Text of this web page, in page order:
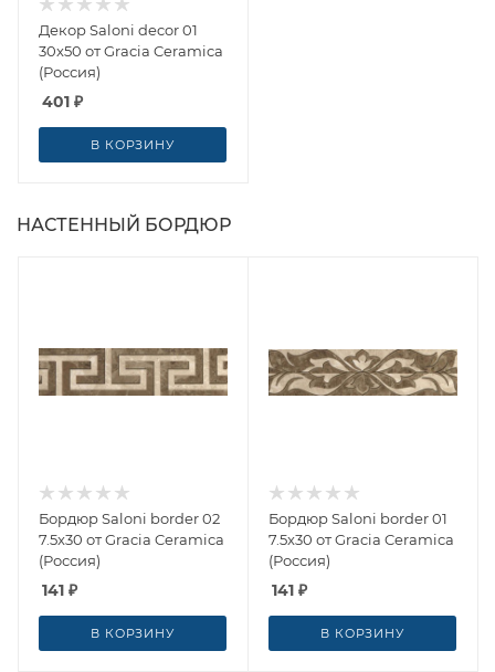
Декор Saloni decor 01
30x50 от Gracia Ceramica
(Россия)
401 ₽
В КОРЗИНУ
НАСТЕННЫЙ БОРДЮР
Бордюр Saloni border 02
7.5x30 от Gracia Ceramica
(Россия)
141 ₽
В КОРЗИНУ
Бордюр Saloni border 01
7.5x30 от Gracia Ceramica
(Россия)
141 ₽
В КОРЗИНУ